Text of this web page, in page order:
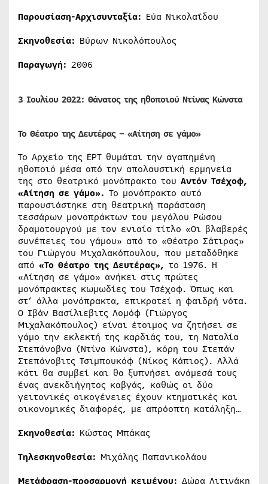
Παρουσίαση-Αρχισυνταξία: Εύα Νικολαΐδου
Σκηνοθεσία: Βύρων Νικολόπουλος
Παραγωγή: 2006
3 Ιουλίου 2022: Θάνατος της ηθοποιού Ντίνας Κώνστα
Το Θέατρο της Δευτέρας – «Αίτηση σε γάμο»
Το Αρχείο της ΕΡΤ θυμάται την αγαπημένη
ηθοποιό μέσα από την απολαυστική ερμηνεία
της στο θεατρικό μονόπρακτο του Αντόν Τσέχοφ,
«Αίτηση σε γάμο». Το μονόπρακτο αυτό
παρουσιάστηκε στη θεατρική παράσταση
τεσσάρων μονοπράκτων του μεγάλου Ρώσου
δραματουργού με τον ενιαίο τίτλο «Οι βλαβερές
συνέπειες του γάμου» από το «Θέατρο Σάτιρας»
του Γιώργου Μιχαλακόπουλου, που μεταδόθηκε
από «Το Θέατρο της Δευτέρας», το 1976. Η
«Αίτηση σε γάμο» ανήκει στις πρώτες
μονόπρακτες κωμωδίες του Τσέχοφ. Όπως και
στ’ άλλα μονόπρακτα, επικρατεί η φαιδρή νότα.
Ο Ιβάν Βασίλιεβιτς Λομόφ (Γιώργος
Μιχαλακόπουλος) είναι έτοιμος να ζητήσει σε
γάμο την εκλεκτή της καρδιάς του, τη Ναταλία
Στεπάνοβνα (Ντίνα Κώνστα), κόρη του Στεπάν
Στεπάνοβιτς Τσιμπουκόφ (Νίκος Κάπιος). Αλλά
κάτι θα συμβεί και θα ξυπνήσει ανάμεσά τους
ένας ανεκδιήγητος καβγάς, καθώς οι δύο
γειτονικές οικογένειες έχουν κτηματικές και
οικονομικές διαφορές, με απρόοπτη κατάληξη…
Σκηνοθεσία: Κώστας Μπάκας
Τηλεσκηνοθεσία: Μιχάλης Παπανικολάου
Μετάφραση-προσαρμογή κειμένου: Δώρα Λιτινάκη